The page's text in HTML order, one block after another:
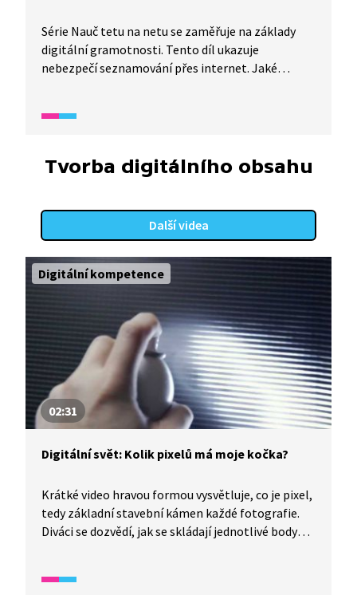
Série Nauč tetu na netu se zaměřuje na základy
digitální gramotnosti. Tento díl ukazuje
nebezpečí seznamování přes internet. Jaké
na návštěvě u ní za trest.
Tvorba digitálního obsahu
Další videa
Digitální kompetence
02:31
Digitální svět: Kolik pixelů má moje kočka?
Krátké video hravou formou vysvětluje, co je pixel,
tedy základní stavební kámen každé fotografie.
Diváci se dozvědí, jak se skládají jednotlivé body
také základy úpravy digitálních fotografií. Otevírá